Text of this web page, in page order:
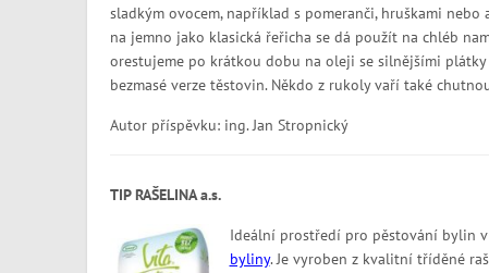
sladkým ovocem, například s pomeranči, hruškami nebo
na jemno jako klasická řeřicha se dá použít na chléb
orestujeme po krátkou dobu na oleji se silnějšími
bezmasé verze těstovin. Někdo z rukoly vaří také
Autor příspěvku: ing. Jan Stropnický
TIP RAŠELINA a.s.
Ideální prostředí pro pěstování bylin
byliny. Je vyroben z kvalitní tříděné